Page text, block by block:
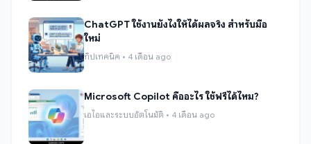
ChatGPT ใช้งานยังไงให้ได้ผลจริง สำหรับมือ
ใหม่
ทิปเทคนิค • 4 เดือน ago
Microsoft Copilot คืออะไร ใช้ฟรีได้ไหม?
เอไอและระบบอัตโนมัติ • 4 เดือน ago